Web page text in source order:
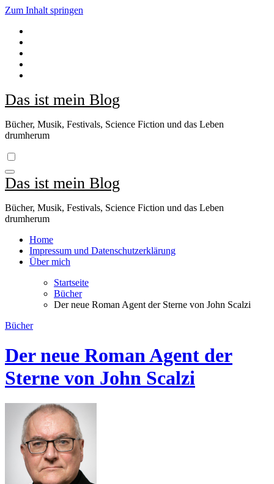
Zum Inhalt springen
Das ist mein Blog
Bücher, Musik, Festivals, Science Fiction und das Leben
drumherum
Das ist mein Blog
Bücher, Musik, Festivals, Science Fiction und das Leben
drumherum
Home
Impressum und Datenschutzerklärung
Über mich
Startseite
Bücher
Der neue Roman Agent der Sterne von John Scalzi
Bücher
Der neue Roman Agent der
Sterne von John Scalzi